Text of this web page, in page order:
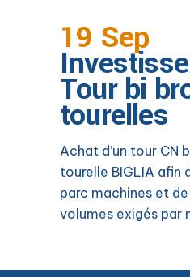
19 Sep
Tour bi
tourelles
Achat d’un tour CN
tourelle BIGLIA afin
parc machines et
volumes exigés par